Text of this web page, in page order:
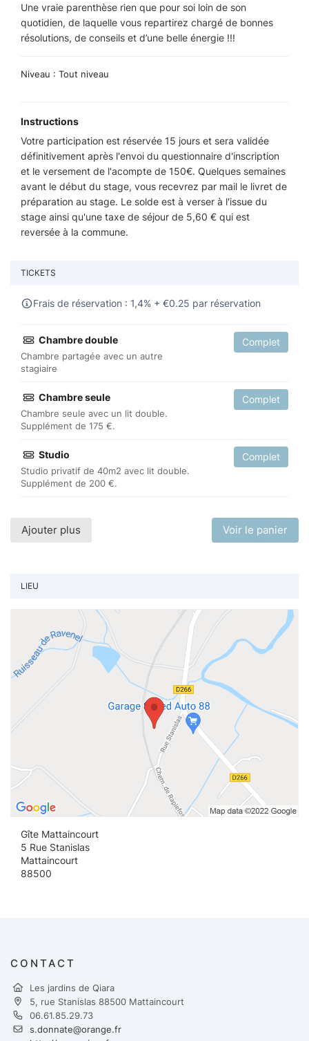
Une vraie parenthèse rien que pour soi loin de son
quotidien, de laquelle vous repartirez chargé de bonnes
résolutions, de conseils et d’une belle énergie !!!
Niveau : Tout niveau
Instructions
Votre participation est réservée 15 jours et sera validée
définitivement après l'envoi du questionnaire d'inscription
et le versement de l'acompte de 150€. Quelques semaines
avant le début du stage, vous recevrez par mail le livret de
préparation au stage. Le solde est à verser à l'issue du
stage ainsi qu'une taxe de séjour de 5,60 € qui est
reversée à la commune.
TICKETS
Frais de réservation : 1,4% + €0.25 par réservation
Chambre double
Chambre partagée avec un autre
stagiaire
Complet
Chambre seule
Chambre seule avec un lit double.
Supplément de 175 €.
Complet
Studio
Studio privatif de 40m2 avec lit double.
Supplément de 200 €.
Complet
Ajouter plus Voir le panier
LIEU
Gîte Mattaincourt
5 Rue Stanislas
Mattaincourt
88500
CONTACT
Les jardins de Qiara
5, rue Stanislas 88500 Mattaincourt
06.61.85.29.73
s.donnate@orange.fr